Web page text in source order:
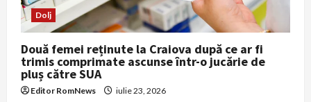
Dolj
Două femei reținute la Craiova după ce ar fi
trimis comprimate ascunse într-o jucărie de
pluș către SUA
Editor RomNews iulie 23, 2026